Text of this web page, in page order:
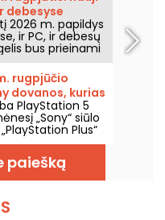
jį paskutinę,
žinia ta, kad
10 iki 22 d.
į viršų, jis yra
debesyse
2026 m. papildys
ir PC, ir debesų
bus prieinami
pagrindiniai
paskelbė
rugpjūčio
dovanos, kurias
PlayStation 5
„Sony“ siūlo
Plus“
žaidimai bus
metų mėnesiui?
atranka.
paiešką